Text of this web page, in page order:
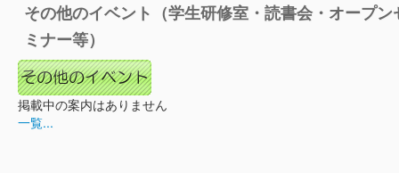
その他のイベント（学生研修室・読書会・オープン
ミナー等）
掲載中の案内はありません
一覧...